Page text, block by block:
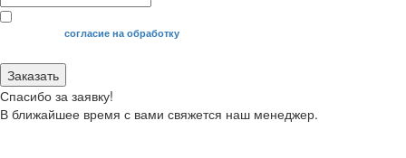
Я даю своесогласие на обработку
Заказать
Спасибо за заявку!
В ближайшее время с вами свяжется наш менеджер.